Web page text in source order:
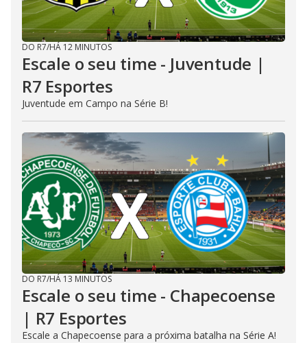
DO R7/HÁ 12 MINUTOS
Escale o seu time - Juventude |
R7 Esportes
Juventude em Campo na Série B!
DO R7/HÁ 13 MINUTOS
Escale o seu time - Chapecoense
| R7 Esportes
Escale a Chapecoense para a próxima batalha na Série A!